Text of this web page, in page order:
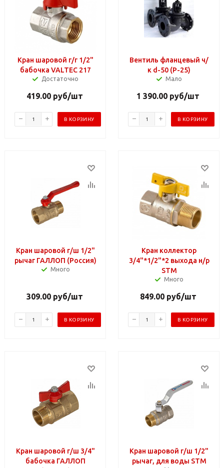
Кран шаровой г/г 1/2"
бабочка VALTEC 217
Достаточно
419.00руб/шт
В КОРЗИНУ
Вентиль фланцевый ч/
к d-50 (Р-25)
Мало
1 390.00 руб/шт
В КОРЗИНУ
Кран шаровой г/ш 1/2"
рычаг ГАЛЛОП (Россия)
Много
309.00руб/шт
В КОРЗИНУ
Кран коллектор
3/4"*1/2"*2 выхода н/р
STM
Много
849.00руб/шт
В КОРЗИНУ
Кран шаровой г/ш 3/4"
бабочка ГАЛЛОП
Кран шаровой г/ш 1/2"
рычаг, для воды STM